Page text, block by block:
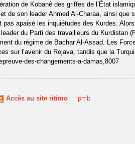
de Kobanê des griffes de l’État
de son leader Ahmed Al-Charaa, ainsi que
apaisé les inquiétudes des Kurdes.
du Parti des travailleurs du Kurdistan
du régime de Bachar Al-Assad. Les
sur l’avenir du Rojava, tandis que la
des-changements-a-damas,8007
Accès au site ritimo pmb